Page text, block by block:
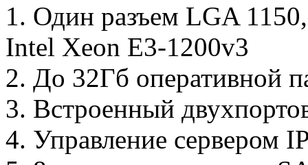
1. Один разъем LGA
Intel Xeon E3-1200v3
2. До 32Гб оперативной
3. Встроенный
4. Управление сервером